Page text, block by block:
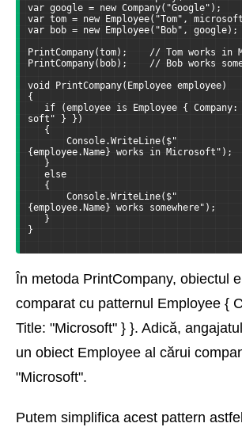
var google = new Company("Google");
var tom = new Employee("Tom",
var bob = new Employee("Bob", google);
PrintCompany(tom);    // Tom works in
PrintCompany(bob);    // Bob works
void PrintCompany(Employee employee)
{
if (employee is Employee {
soft" } })
{
Console.WriteLine($"
{employee.Name} works in Microsoft");
}
else
{
Console.WriteLine($"
{employee.Name} works somewhere");
}
}
În metoda PrintCompany, obiectul
comparat cu patternul Employee {
Title: "Microsoft" } }. Adică,
un obiect Employee al cărui
"Microsoft".
Putem simplifica acest pattern